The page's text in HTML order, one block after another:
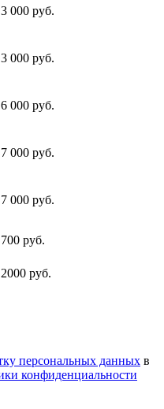
3 000 руб.
3 000 руб.
6 000 руб.
7 000 руб.
7 000 руб.
700 руб.
2000 руб.
персональных данных в
конфиденциальности